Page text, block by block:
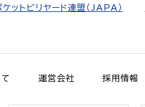
ットビリヤード連盟（JAPA）
運営会社 採用情報